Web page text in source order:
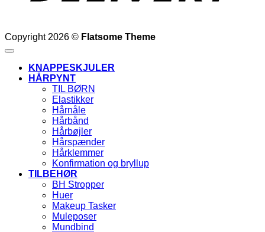
Copyright 2026 © Flatsome Theme
KNAPPESKJULER
HÅRPYNT
TIL BØRN
Elastikker
Hårnåle
Hårbånd
Hårbøjler
Hårspænder
Hårklemmer
Konfirmation og bryllup
TILBEHØR
BH Stropper
Huer
Makeup Tasker
Muleposer
Mundbind